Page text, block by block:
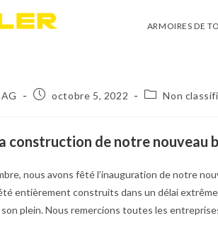
ARMOIRES DE
octobre 5, 2022 Non
construction de notre nouveau
nous avons fêté l’inauguration de notre
entièrement construits dans un délai
plein. Nous remercions toutes les